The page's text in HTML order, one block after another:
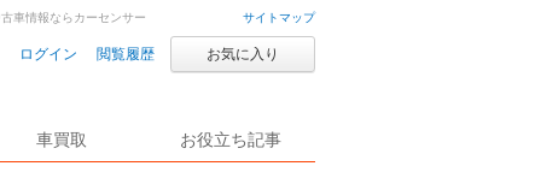
サイトマップ
ログイン 閲覧履歴 お気に入り
車買取 お役立ち記事
車情報ならカーセンサー